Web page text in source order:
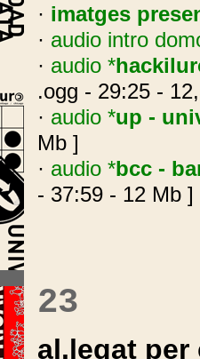
· imatges
· audio intro
· audio *
.ogg - 29:25 -
· audio *up -
Mb ]
· audio *bcc -
- 37:59 - 12 Mb ]
23
al.legat per